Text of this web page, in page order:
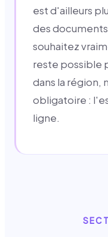
est d'ailleurs
des
souhaitez
reste possible
dans la région,
obligatoire :
ligne.